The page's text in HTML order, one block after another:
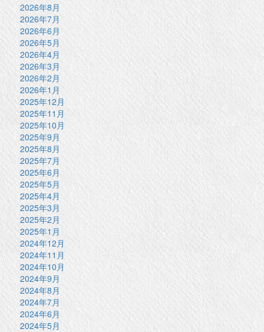
2026年8月
2026年7月
2026年6月
2026年5月
2026年4月
2026年3月
2026年2月
2026年1月
2025年12月
2025年11月
2025年10月
2025年9月
2025年8月
2025年7月
2025年6月
2025年5月
2025年4月
2025年3月
2025年2月
2025年1月
2024年12月
2024年11月
2024年10月
2024年9月
2024年8月
2024年7月
2024年6月
2024年5月